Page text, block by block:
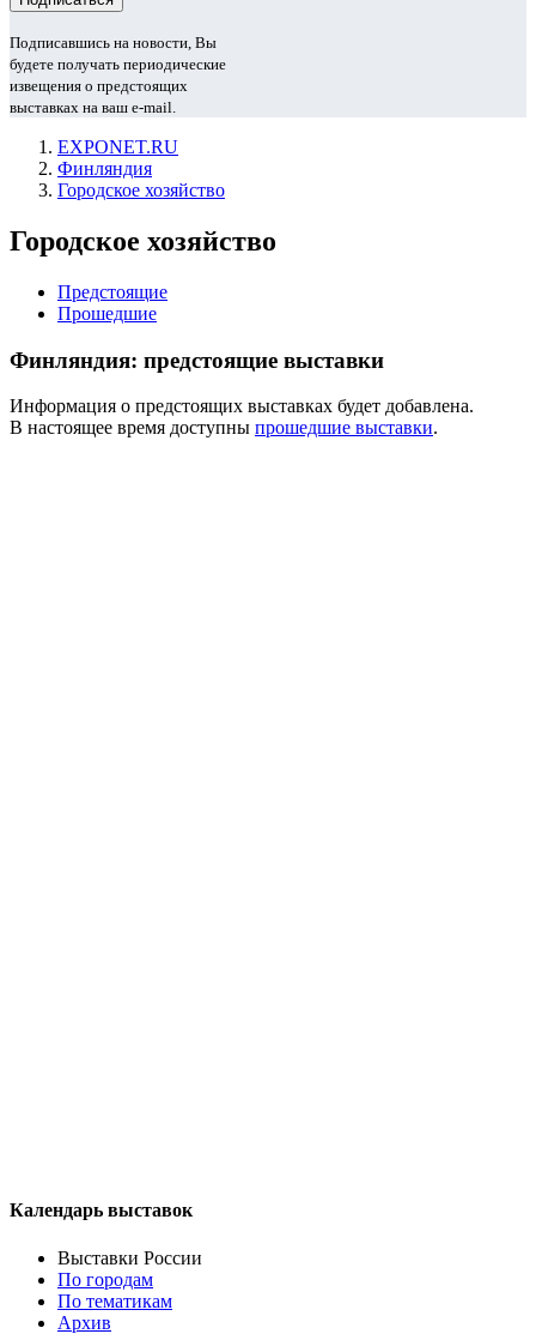
Подписавшись на новости, Вы
будете получать периодические
извещения о предстоящих
выставках на ваш e-mail.
EXPONET.RU
Финляндия
Городское хозяйство
Городское хозяйство
Предстоящие
Прошедшие
Финляндия: предстоящие выставки
Информация о предстоящих выставках будет добавлена.
В настоящее время доступны прошедшие выставки.
Календарь выставок
Выставки России
По городам
По тематикам
Архив